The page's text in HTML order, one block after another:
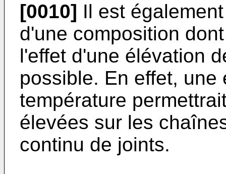
[0010] Il est
d'une composition
l'effet d'une élévation
possible. En effet,
température
élevées sur les
continu de joints.